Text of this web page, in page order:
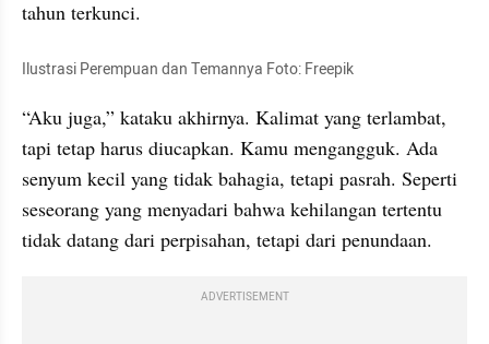
tahun terkunci.
Ilustrasi Perempuan dan Temannya Foto: Freepik
“Aku juga,” kataku akhirnya. Kalimat yang terlambat,
tapi tetap harus diucapkan. Kamu mengangguk. Ada
senyum kecil yang tidak bahagia, tetapi pasrah. Seperti
seseorang yang menyadari bahwa kehilangan tertentu
tidak datang dari perpisahan, tetapi dari penundaan.
ADVERTISEMENT